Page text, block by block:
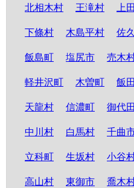
北相木村 王滝村 上
下條村 木島平村 佐
飯島町 塩尻市 売木
軽井沢町 木曽町 飯
天龍村 信濃町 御代
中川村 白馬村 千曲
立科町 生坂村 小谷
高山村 東御市 喬木